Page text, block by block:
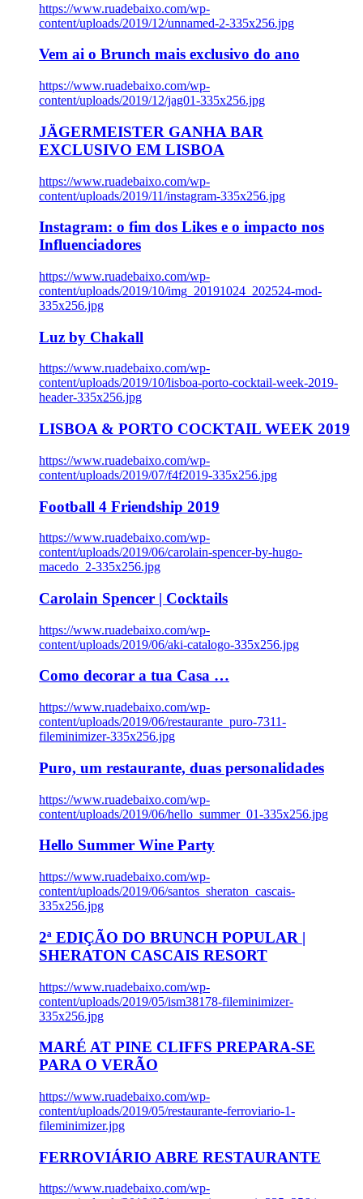
https://www.ruadebaixo.com/wp-
content/uploads/2019/12/unnamed-2-335x256.jpg
Vem ai o Brunch mais exclusivo do ano
https://www.ruadebaixo.com/wp-
content/uploads/2019/12/jag01-335x256.jpg
JÄGERMEISTER GANHA BAR
EXCLUSIVO EM LISBOA
https://www.ruadebaixo.com/wp-
content/uploads/2019/11/instagram-335x256.jpg
Instagram: o fim dos Likes e o impacto nos
Influenciadores
https://www.ruadebaixo.com/wp-
content/uploads/2019/10/img_20191024_202524-mod-
335x256.jpg
Luz by Chakall
https://www.ruadebaixo.com/wp-
content/uploads/2019/10/lisboa-porto-cocktail-week-2019-
header-335x256.jpg
LISBOA & PORTO COCKTAIL WEEK 2019
https://www.ruadebaixo.com/wp-
content/uploads/2019/07/f4f2019-335x256.jpg
Football 4 Friendship 2019
https://www.ruadebaixo.com/wp-
content/uploads/2019/06/carolain-spencer-by-hugo-
macedo_2-335x256.jpg
Carolain Spencer | Cocktails
https://www.ruadebaixo.com/wp-
content/uploads/2019/06/aki-catalogo-335x256.jpg
Como decorar a tua Casa …
https://www.ruadebaixo.com/wp-
content/uploads/2019/06/restaurante_puro-7311-
fileminimizer-335x256.jpg
Puro, um restaurante, duas personalidades
https://www.ruadebaixo.com/wp-
content/uploads/2019/06/hello_summer_01-335x256.jpg
Hello Summer Wine Party
https://www.ruadebaixo.com/wp-
content/uploads/2019/06/santos_sheraton_cascais-
335x256.jpg
2ª EDIÇÃO DO BRUNCH POPULAR |
SHERATON CASCAIS RESORT
https://www.ruadebaixo.com/wp-
content/uploads/2019/05/ism38178-fileminimizer-
335x256.jpg
MARÉ AT PINE CLIFFS PREPARA-SE
PARA O VERÃO
https://www.ruadebaixo.com/wp-
content/uploads/2019/05/restaurante-ferroviario-1-
fileminimizer.jpg
FERROVIÁRIO ABRE RESTAURANTE
https://www.ruadebaixo.com/wp-